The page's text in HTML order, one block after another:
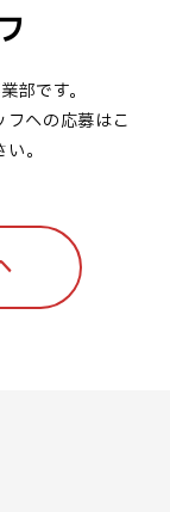
部です。
への応募はこ
。